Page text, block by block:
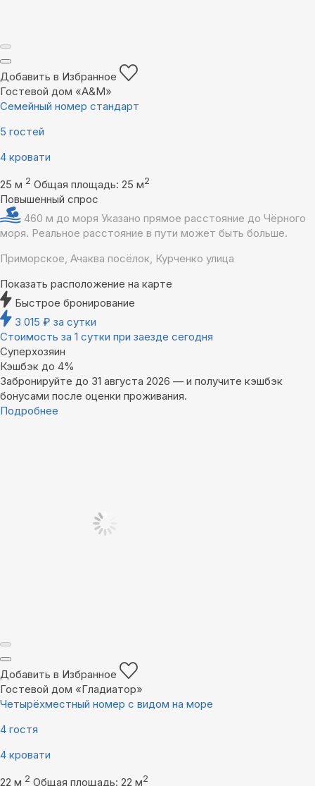
Добавить в Избранное
Гостевой дом «A&M»
Семейный номер стандарт
5 гостей
4 кровати
25 м 2 Общая площадь: 25 м2
Повышенный спрос
460 м до моря Указано прямое расстояние до Чёрного
моря. Реальное расстояние в пути может быть больше.
Приморское, Ачаква посёлок, Курченко улица
Показать расположение на карте
Быстрое бронирование
3 015 ₽ за сутки
Стоимость за 1 сутки при заезде сегодня
Суперхозяин
Кэшбэк до 4%
Забронируйте до 31 августа 2026 — и получите кэшбэк
бонусами после оценки проживания.
Подробнее
Добавить в Избранное
Гостевой дом «Гладиатор»
Четырёхместный номер с видом на море
4 гостя
4 кровати
22 м 2 Общая площадь: 22 м2